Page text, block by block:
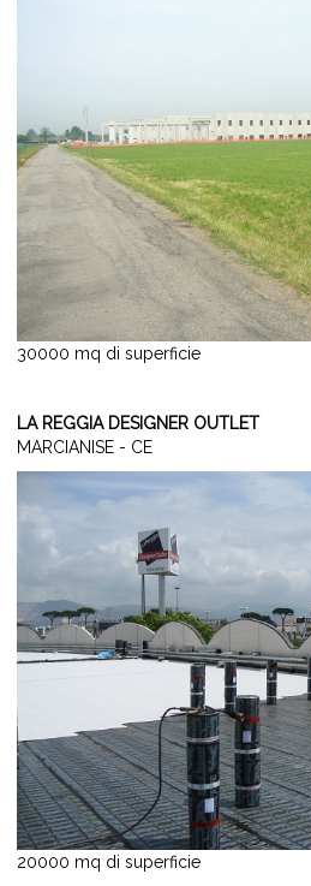
30000 mq di superficie
LA REGGIA DESIGNER OUTLET
MARCIANISE - CE
20000 mq di superficie